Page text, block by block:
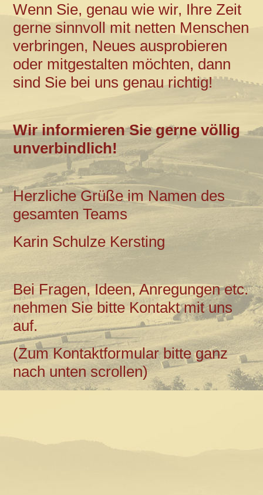
Wenn Sie, genau wie wir, Ihre Zeit
gerne sinnvoll mit netten Menschen
verbringen, Neues ausprobieren
oder mitgestalten möchten, dann
sind Sie bei uns genau richtig!
Wir informieren Sie gerne völlig
unverbindlich!
Herzliche Grüße im Namen des
gesamten Teams
Karin Schulze Kersting
Bei Fragen, Ideen, Anregungen etc.
nehmen Sie bitte Kontakt mit uns
auf.
(Zum Kontaktformular bitte ganz
nach unten scrollen)